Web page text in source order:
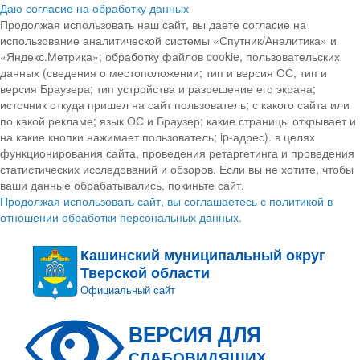
Даю согласие на обработку данных
Продолжая использовать наш сайт, вы даете согласие на
использование аналитической системы «Спутник/Аналитика» и
«Яндекс.Метрика»; обработку файлов cookie, пользовательских
данных (сведения о местоположении; тип и версия ОС, тип и
версия Браузера; тип устройства и разрешение его экрана;
источник откуда пришел на сайт пользователь; с какого сайта или
по какой рекламе; язык ОС и Браузер; какие страницы открывает и
на какие кнопки нажимает пользователь; ip-адрес). в целях
функционирования сайта, проведения ретаргетинга и проведения
статистических исследований и обзоров. Если вы не хотите, чтобы
ваши данные обрабатывались, покиньте сайт.
Продолжая использовать сайт, вы соглашаетесь с политикой в
отношении обработки персональных данных.